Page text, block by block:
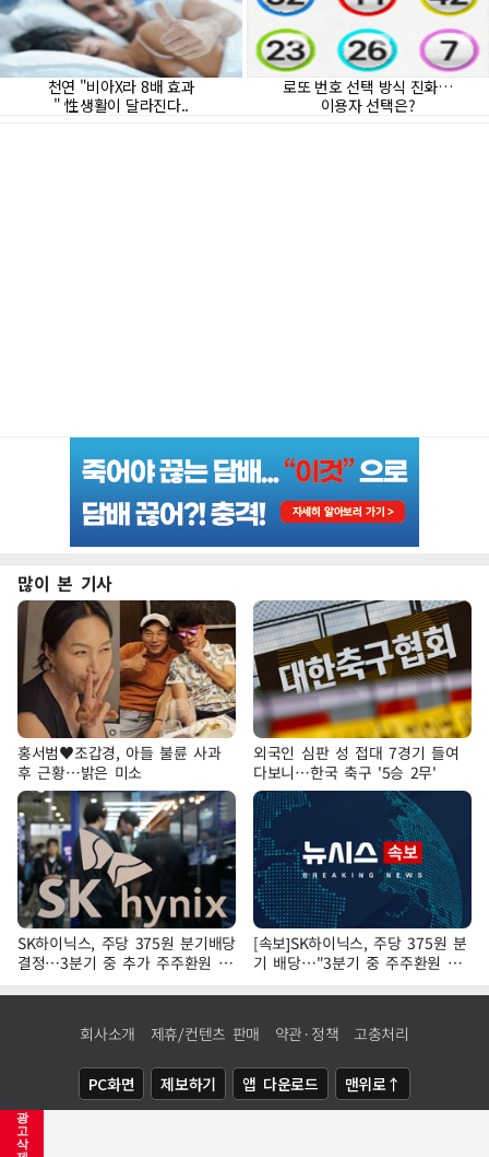
광
고
삭
많이 본 기사
홍서범♥조갑경, 아들 불륜 사과
후 근황…밝은 미소
외국인 심판 성 접대 7경기 들여
다보니…한국 축구 '5승 2무'
SK하이닉스, 주당 375원 분기배당
결정…3분기 중 추가 주주환원 발
표
[속보]SK하이닉스, 주당 375원 분
기 배당…"3분기 중 주주환원 방
안 확정"
회사소개 제휴/컨텐츠 판매 약관·정책 고충처리
PC화면 제보하기 앱 다운로드 맨위로↑